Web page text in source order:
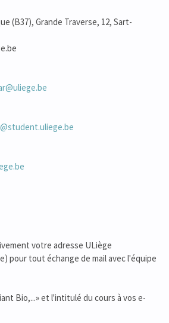
(B37), Grande Traverse, 12, Sart-
votre adresse ULiège
pour tout échange de mail avec l'équipe
Bio,...» et l'intitulé du cours à vos e-